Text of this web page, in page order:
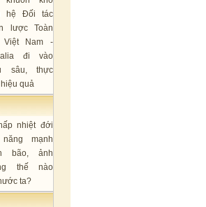
hệ Đối tác
lược Toàn
Việt Nam -
đi vào
sâu, thực
quả
nhiệt đới
mạnh
bão, ảnh
thế nào
ta?